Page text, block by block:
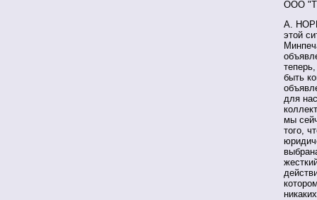
ООО
А.
этой
быть
для
мы
того,